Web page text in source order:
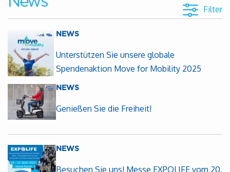
Filter
NEWS
Unterstützen Sie unsere globale
Spendenaktion Move for Mobility 2025
NEWS
Genießen Sie die Freiheit!
NEWS
Besuchen Sie uns! Messe EXPOLIFE vom 20.